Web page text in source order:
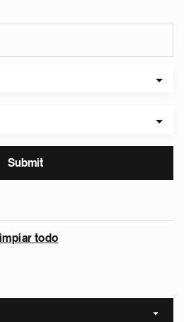
todo
Sort